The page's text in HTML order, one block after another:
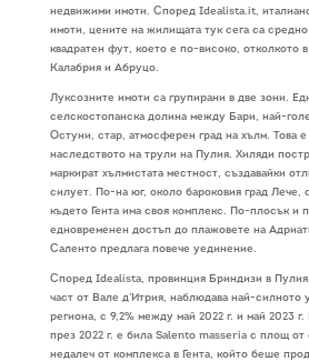
недвижими имоти. Според Idealista.it,
имоти, цените на жилищата тук сега са средно
квадратен фут, което е по-високо, отколкото
Калабрия и Абруцо.
Луксозните имоти са групирани в две зони.
селскостопанска долина между Бари, най-
Остуни, стар, атмосферен град на хълм. Това е
наследството на трули на Пулия. Хиляди
маркират хълмистата местност, създавайки
силует. По-на юг, около бароковия град Лече,
където Гента има своя комплекс. По-плосък и
едновременен достъп до плажовете на
Саленто предлага повече уединение.
Според Idealista, провинция Бриндизи в Пулия,
част от Вале д’Итрия, наблюдава най-силното
региона, с 9,2% между май 2022 г. и май 2023
през 2022 г. е била Salento masseria с площ от
недалеч от комплекса в Гента, който беше